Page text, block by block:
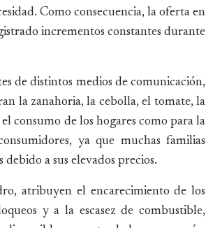
Como consecuencia, la oferta en
incrementos constantes durante
de distintos medios de comunicación,
la zanahoria, la cebolla, el tomate, la
consumo de los hogares como para la
ya que muchas familias
a sus elevados precios.
atribuyen el encarecimiento de los
y a la escasez de combustible,